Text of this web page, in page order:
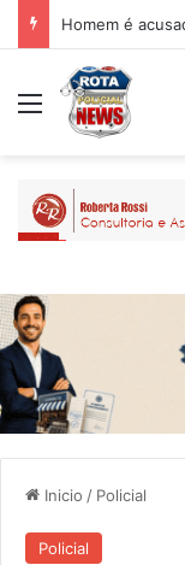
Menu
Inicio / Policial
Policial